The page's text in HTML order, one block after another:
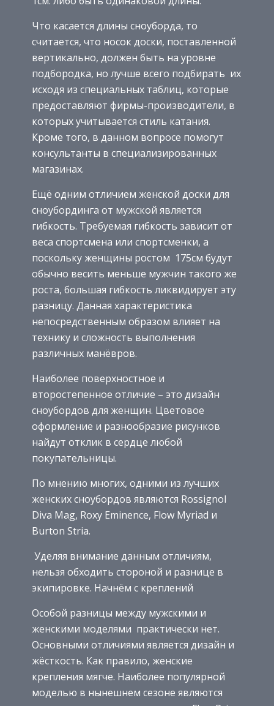
Что касается длины сноуборда, то
считается, что носок доски, поставленной
вертикально, должен быть на уровне
подбородка, но лучше всего подбирать их
исходя из специальных таблиц, которые
предоставляют фирмы-производители, в
которых учитывается стиль катания.
Кроме того, в данном вопросе помогут
консультанты в специализированных
магазинах.
Ещё одним отличием женской доски для
сноубординга от мужской является
гибкость. Требуемая гибкость зависит от
веса спортсмена или спортсменки, а
поскольку женщины ростом 175см будут
обычно весить меньше мужчин такого же
роста, большая гибкость ликвидирует эту
разницу. Данная характеристика
непосредственным образом влияет на
технику и сложность выполнения
различных манёвров.
Наиболее поверхностное и
второстепенное отличие – это дизайн
сноубордов для женщин. Цветовое
оформление и разнообразие рисунков
найдут отклик в сердце любой
покупательницы.
По мнению многих, одними из лучших
женских сноубордов являются Rossignol
Diva Mag, Roxy Eminence, Flow Myriad и
Burton Stria.
Уделяя внимание данным отличиям,
нельзя обходить стороной и разнице в
экипировке. Начнём с креплений
Особой разницы между мужскими и
женскими моделями практически нет.
Основными отличиями является дизайн и
жёсткость. Как правило, женские
крепления мягче. Наиболее популярной
моделью в нынешнем сезоне являются